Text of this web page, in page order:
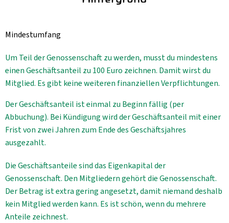
GrüneWelt Bäckerei
Vorratskammer
Getränke
Kosmetik
Haus, Garten, Tier & Co
So geht’s
Genossenschaft & Beitritt
Über uns
Mindestumfang
Um Teil der Genossenschaft zu werden, musst du mindestens
einen Geschäftsanteil zu 100 Euro zeichnen. Damit wirst du
Mitglied. Es gibt keine weiteren finanziellen Verpflichtungen.
Der Geschäftsanteil ist einmal zu Beginn fällig (per
Abbuchung). Bei Kündigung wird der Geschäftsanteil mit einer
Frist von zwei Jahren zum Ende des Geschäftsjahres
ausgezahlt.
Die Geschäftsanteile sind das Eigenkapital der
Genossenschaft. Den Mitgliedern gehört die Genossenschaft.
Der Betrag ist extra gering angesetzt, damit niemand deshalb
kein Mitglied werden kann. Es ist schön, wenn du mehrere
Anteile zeichnest.